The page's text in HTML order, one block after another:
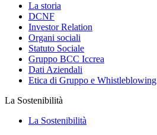
La storia
DCNF
Investor Relation
Organi sociali
Statuto Sociale
Gruppo BCC Iccrea
Dati Aziendali
Etica di Gruppo e Whistleblowing
La Sostenibilità
La Sostenibilità